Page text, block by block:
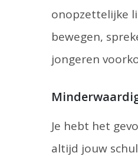
onopzettelijke
bewegen,
jongeren
Je hebt het
altijd jouw